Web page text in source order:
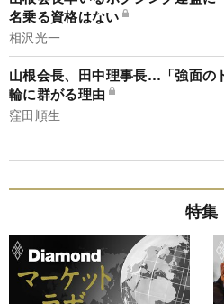
名乗る資格はない
相沢光一
山根会長、田中理事長…「強面の
輪に群がる理由
窪田順生
特集